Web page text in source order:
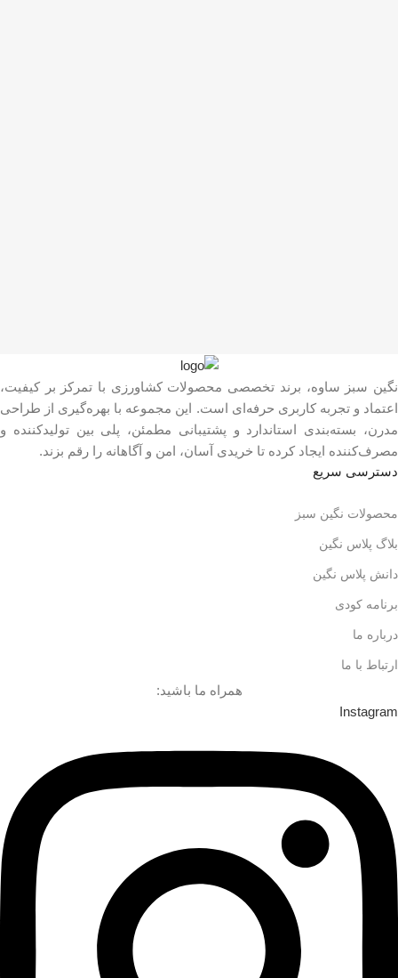
نگین سبز ساوه، برند تخصصی محصولات کشاورزی با تمرکز بر کیفیت،
اعتماد و تجربه کاربری حرفه‌ای است. این مجموعه با بهره‌گیری از طراحی
مدرن، بسته‌بندی استاندارد و پشتیبانی مطمئن، پلی بین تولیدکننده و
مصرف‌کننده ایجاد کرده تا خریدی آسان، امن و آگاهانه را رقم بزند.
دسترسی سریع
محصولات نگین سبز
بلاگ پلاس نگین
دانش پلاس نگین
برنامه کودی
درباره ما
ارتباط با ما
همراه ما باشید:
Instagram